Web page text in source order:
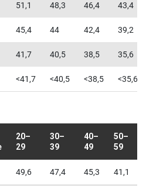
51,1 48,3 46,4 43,4
45,4 44 42,4 39,2
41,7 40,5 38,5 35,6
<41,7 <40,5 <38,5 <35,6
20–
29
30–
39
40–
49
50–
59
49,6 47,4 45,3 41,1